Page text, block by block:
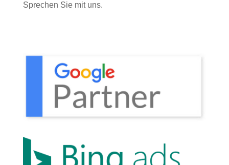
Sprechen Sie mit uns.